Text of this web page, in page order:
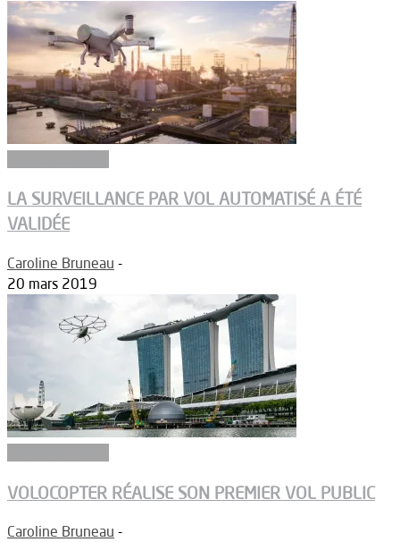
LA SURVEILLANCE PAR VOL AUTOMATISÉ A ÉTÉ
VALIDÉE
Caroline Bruneau -
20 mars 2019
VOLOCOPTER RÉALISE SON PREMIER VOL PUBLIC
Caroline Bruneau -